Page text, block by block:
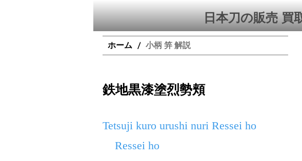
日本刀の販売 買
ホーム / 小柄 笄 解説
鉄地黒漆塗烈勢頬
Tetsuji kuro urushi nuri Ressei ho
Ressei ho